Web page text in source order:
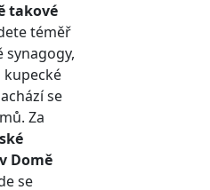
takové
téměř
synagogy,
se
Za
v Domě
se